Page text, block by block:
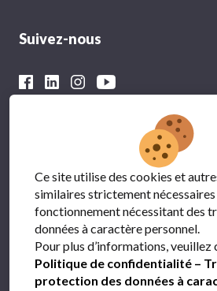
Suivez-nous
Avec le soutien financier du
Ce site utilise des cookies et
similaires strictement nécessaires
fonctionnement nécessitant des
données à caractère personnel.
Pour plus d’informations,
Politique de confidentialité –
protection des données à